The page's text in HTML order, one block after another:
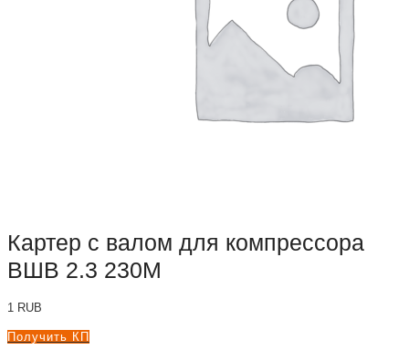
Картер с валом для компрессора
ВШВ 2.3 230М
1 RUB
Получить КП